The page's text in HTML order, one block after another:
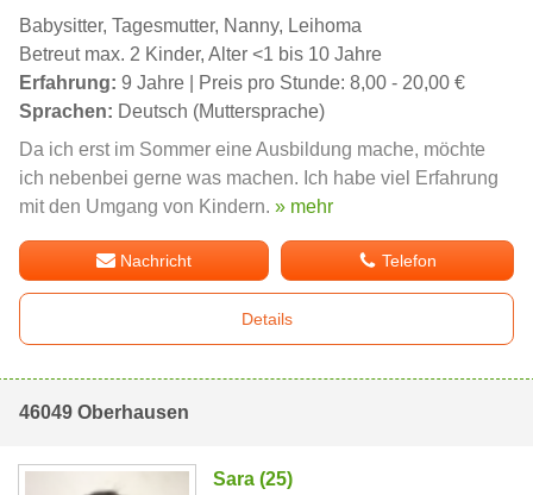
Babysitter, Tagesmutter, Nanny, Leihoma
Betreut max. 2 Kinder, Alter <1 bis 10 Jahre
Erfahrung: 9 Jahre | Preis pro Stunde: 8,00 - 20,00 €
Sprachen: Deutsch (Muttersprache)
Da ich erst im Sommer eine Ausbildung mache, möchte
ich nebenbei gerne was machen. Ich habe viel Erfahrung
mit den Umgang von Kindern. » mehr
Nachricht Telefon
Details
46049 Oberhausen
Sara (25)